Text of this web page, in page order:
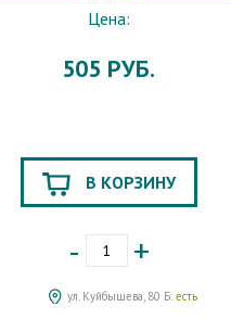
Цена:
505 РУБ.
В КОРЗИНУ
- +
ул. Куйбышева, 80 Б: есть